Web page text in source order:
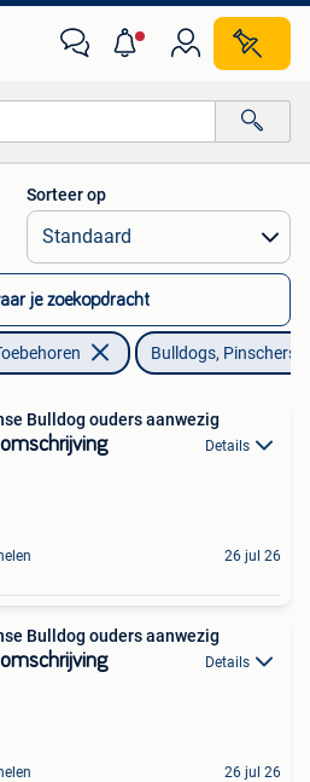
Sorteer op
je zoekopdracht
Bulldogs, Pinschers
Bulldog ouders aanwezig
Details
26 jul 26
Bulldog ouders aanwezig
Details
26 jul 26